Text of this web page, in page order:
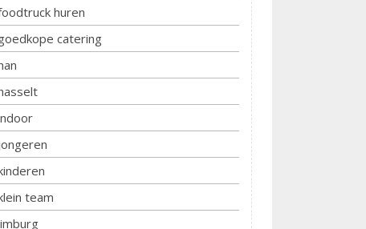
huren
catering
team